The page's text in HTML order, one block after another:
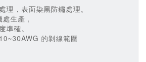
理，表面染黑防鏽處理。
生產，
準確。
的剝線範圍